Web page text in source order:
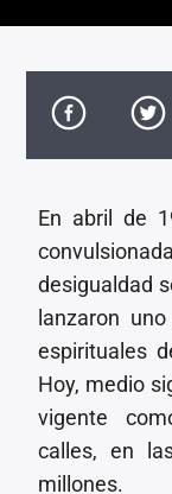
En abril de
desigualdad
lanzaron
espirituales
Hoy, medio
vigente
calles, en
millones.